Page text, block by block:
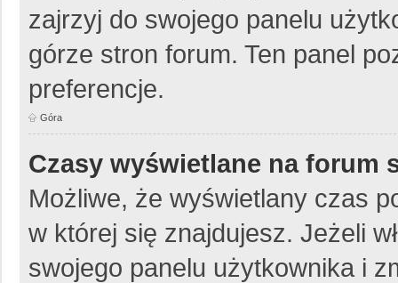
zajrzyj do swojego panelu
górze stron forum. Ten panel
preferencje.
Góra
Czasy wyświetlane na forum
Możliwe, że wyświetlany czas
w której się znajdujesz. Jeżeli
swojego panelu użytkownika i